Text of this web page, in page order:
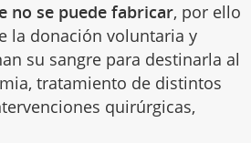
no se puede fabricar, por ello
la donación voluntaria y
su sangre para destinarla al
tratamiento de distintos
quirúrgicas,